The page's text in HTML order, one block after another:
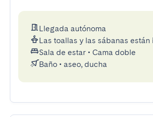
Llegada autónoma
Las toallas y las sábanas están
Sala de estar • Cama doble
Baño • aseo, ducha